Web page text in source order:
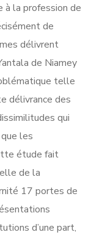
à la profession de
de
délivrent
de Niamey
telle
délivrance des
qui
les
étude fait
de la
17 portes de
d’une part,